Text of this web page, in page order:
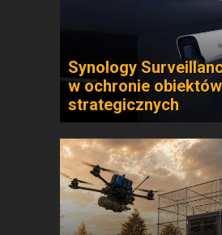
Synology
w ochronie obiektów
strategicznych